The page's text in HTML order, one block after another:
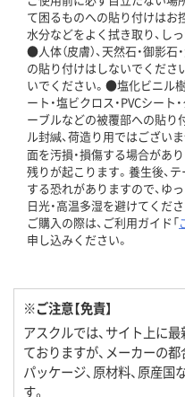
て困るものへの貼り付けはお
水分などをよく拭き取り、し
●人体（皮膚）、天然石・御影
の貼り付けはしないでくだ
いでください。●塩化ビニル
ート・塩ビクロス・PVCシー
ーブルなどの被覆部への貼
ル封緘、荷造り用ではござい
面を汚損・損傷する場合があ
残りが起こります。養生後、
する恐れがありますので、ゆ
日光・高温多湿を避けてくださ
ご購入の際は、ご利用ガイド「
申し込みください。
※ご注意【免責】
アスクルでは、サイト上に
ておりますが、メーカーの都
パッケージ、原材料、原産
す。